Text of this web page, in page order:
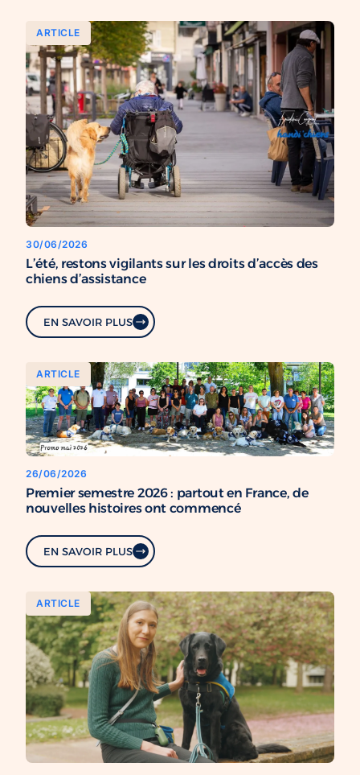
ARTICLE
30/06/2026
L’été, restons vigilants sur les droits d’accès des
chiens d’assistance
EN SAVOIR PLUS
ARTICLE
26/06/2026
Premier semestre 2026 : partout en France, de
nouvelles histoires ont commencé
EN SAVOIR PLUS
ARTICLE